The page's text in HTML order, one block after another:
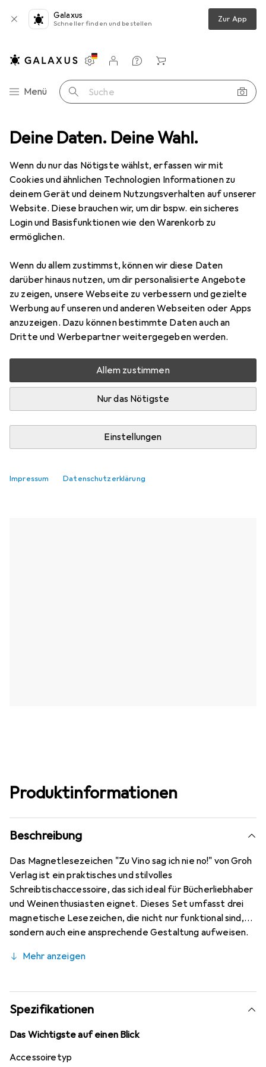
Deine Daten. Deine Wahl.
Wenn du nur das Nötigste wählst, erfassen wir mit
Cookies und ähnlichen Technologien Informationen zu
deinem Gerät und deinem Nutzungsverhalten auf unserer
Website. Diese brauchen wir, um dir bspw. ein sicheres
Login und Basisfunktionen wie den Warenkorb zu
ermöglichen.
Wenn du allem zustimmst, können wir diese Daten
darüber hinaus nutzen, um dir personalisierte Angebote
zu zeigen, unsere Webseite zu verbessern und gezielte
Werbung auf unseren und anderen Webseiten oder Apps
anzuzeigen. Dazu können bestimmte Daten auch an
Dritte und Werbepartner weitergegeben werden.
Allem zustimmen
Nur das Nötigste
Einstellungen
Impressum Datenschutzerklärung
Galaxus
Schneller finden und bestellen Zur App
Navigation nach Kategorien
Menü Suche
Einstellungen
Kundenkonto
Vergleichslisten
Merklisten
Warenkorb
Schreibtisch Accessoire :Magnetlesezeichen Zu Vino s
:Magnetlesezeichen Zu Vino s
Bewertungen
Aktuell nicht lieferbar
Benachrichtigen, wenn lieferbar
Vergleichen
Kostenloser Versand ab 30,– i
Verfügbarkeit
Produktinformationen
Beschreibung
Das Magnetlesezeichen "Zu Vino sag ich nie no!" von Groh
Verlag ist ein praktisches und stilvolles
Schreibtischaccessoire, das sich ideal für Bücherliebhaber
und Weinenthusiasten eignet. Dieses Set umfasst drei
magnetische Lesezeichen, die nicht nur funktional sind,
sondern auch eine ansprechende Gestaltung aufweisen.
markieren, ohne diese zu beschädigen. Die Lesezeichen
unterhaltsame Möglichkeit, die eigene Leseliebe mit der
Leidenschaft für Wein zu verbinden. Mit einem
Erscheinungsjahr von 2023 ist dieses Produkt eine frische
Ergänzung für jedes Bücherregal oder jeden Schreibtisch.
Lesezeichen zu einem vielseitigen Begleiter für
Mehr anzeigen
Spezifikationen
Das Wichtigste auf einen Blick
Accessoiretyp